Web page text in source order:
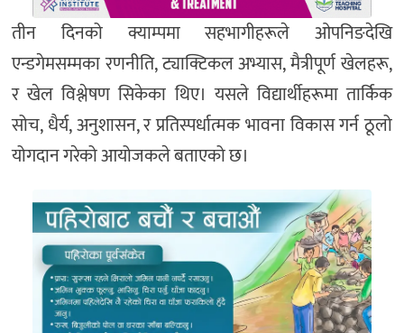
तीन दिनको क्याम्पमा सहभागीहरूले ओपनिङदेखि
एन्डगेमसम्मका रणनीति, ट्याक्टिकल अभ्यास, मैत्रीपूर्ण खेलहरू,
र खेल विश्लेषण सिकेका थिए। यसले विद्यार्थीहरूमा तार्किक
सोच, धैर्य, अनुशासन, र प्रतिस्पर्धात्मक भावना विकास गर्न ठूलो
योगदान गरेको आयोजकले बताएको छ।